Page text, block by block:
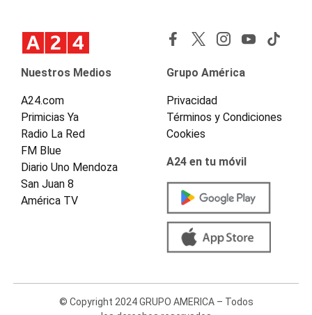
Nuestros Medios
A24.com
Primicias Ya
Radio La Red
FM Blue
Diario Uno Mendoza
San Juan 8
América TV
Grupo América
Privacidad
Términos y Condiciones
Cookies
A24 en tu móvil
© Copyright 2024 GRUPO AMERICA – Todos